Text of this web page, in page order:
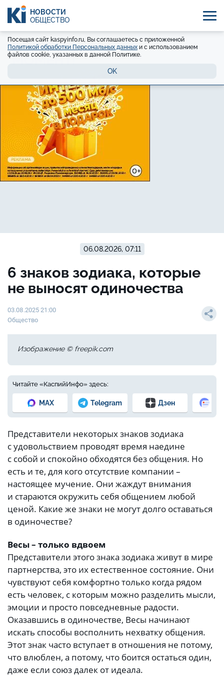
НОВОСТИ
ОБЩЕСТВО
Посещая сайт kaspyinfo.ru, Вы соглашаетесь с приложенной
Политикой обработки Персональных данных и с использованием
файлов cookie, указанных в данной Политике.
OK
06.08.2026, 07:11
6 знаков зодиака, которые
не выносят одиночества
03.08.2025 21:00
Общество
Изображение © freepik.com
Читайте «КаспийИнфо» здесь:
MAX Telegram Дзен
Представители некоторых знаков зодиака
с удовольствием проводят время наедине
с собой и спокойно обходятся без общения. Но
есть и те, для кого отсутствие компании –
настоящее мучение. Они жаждут внимания
и стараются окружить себя общением любой
ценой. Какие же знаки не могут долго оставаться
в одиночестве?
Весы – только вдвоем
Представители этого знака зодиака живут в мире
партнерства, это их естественное состояние. Они
чувствуют себя комфортно только когда рядом
есть человек, с которым можно разделить мысли,
эмоции и просто повседневные радости.
Оказавшись в одиночестве, Весы начинают
искать способы восполнить нехватку общения.
Этот знак часто вступает в отношения не потому,
что влюблен, а потому, что боится остаться один,
даже если союз далек от идеала.